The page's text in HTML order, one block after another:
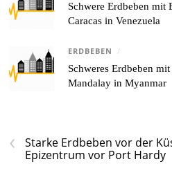
Schwere Erdbeben mit
Caracas in Venezuela
ERDBEBEN /
Schweres Erdbeben
Mandalay in Myanmar
‹
Starke Erdbeben vor der
Epizentrum vor Port Hardy